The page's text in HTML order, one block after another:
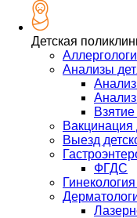
Детская
Анализы
Вакцинация
Выезд
ФГДС